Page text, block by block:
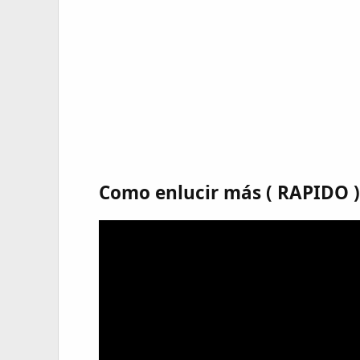
Como enlucir más ( RAPIDO )